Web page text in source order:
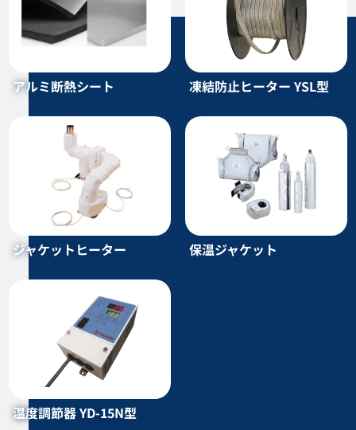
一斗缶ウォーマー YP-18D型 簡
易一斗缶ウォーマー YP-18S型
カタログダウンロード
配管ヒーター TC型
カタログダウンロード
屋外用サーモスタット TSWN型
カタログダウンロード
アルミ断熱シート 凍結防止ヒーター YSL型
ジャケットヒーター 保温ジャケット
温度調節器 YD-15N型